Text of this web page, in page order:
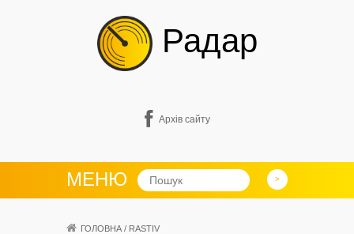
Радар
Архів сайту
МЕНЮ
ГОЛОВНА / RASTIV